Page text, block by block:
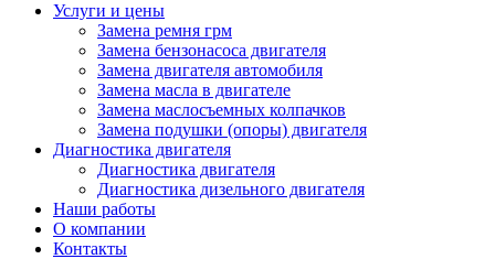
Услуги и цены
Замена ремня грм
Замена бензонасоса двигателя
Замена двигателя автомобиля
Замена масла в двигателе
Замена маслосъемных колпачков
Замена подушки (опоры) двигателя
Диагностика двигателя
Диагностика двигателя
Диагностика дизельного двигателя
Наши работы
О компании
Контакты